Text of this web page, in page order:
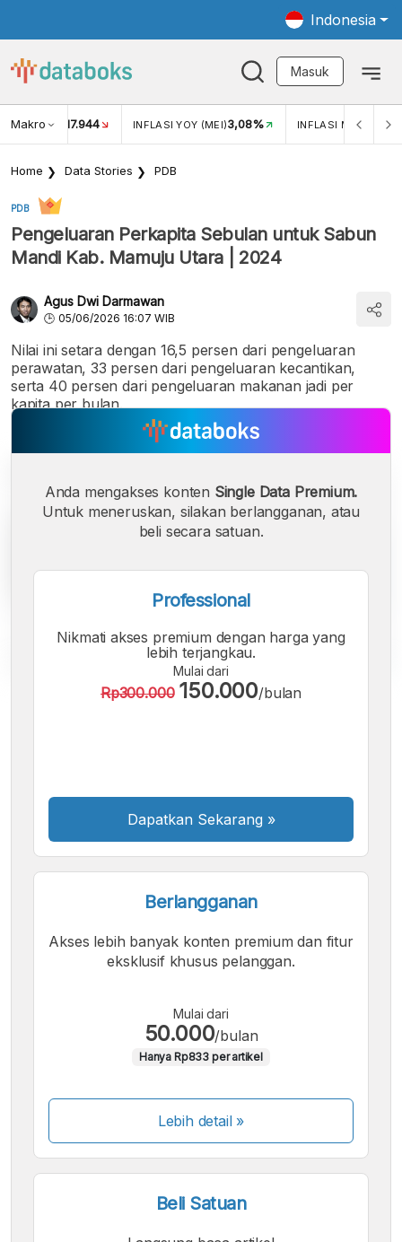
Indonesia
Masuk
Makro
USD/IDR 17.944 INFLASI YOY (MEI)3,08% INFLASI MOM (MEI)
Home Data Stories PDB
PDB
Pengeluaran Perkapita Sebulan untuk Sabun
Mandi Kab. Mamuju Utara | 2024
Agus Dwi Darmawan
05/06/2026 16:07 WIB
Nilai ini setara dengan 16,5 persen dari pengeluaran
perawatan, 33 persen dari pengeluaran kecantikan,
serta 40 persen dari pengeluaran makanan jadi per
kapita per bulan.
A A A
Anda mengakses konten Single Data Premium.
Untuk meneruskan, silakan berlangganan, atau
beli secara satuan.
Professional
Nikmati akses premium dengan harga yang
lebih terjangkau.
Mulai dari
Rp300.000 150.000/bulan
Dapatkan Sekarang »
Berlangganan
Akses lebih banyak konten premium dan fitur
eksklusif khusus pelanggan.
Mulai dari
50.000/bulan
Hanya Rp833 per artikel
Lebih detail »
Beli Satuan